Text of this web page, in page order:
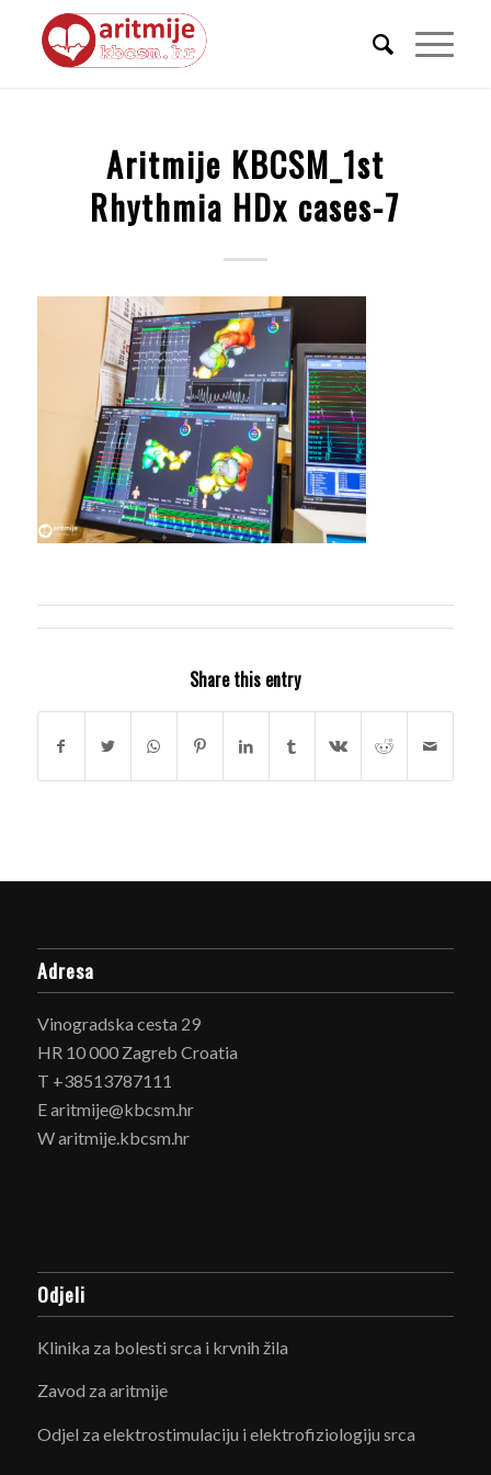
Aritmije KBCSM_1st
Rhythmia HDx cases-7
Share this entry
Adresa
Vinogradska cesta 29
HR 10 000 Zagreb Croatia
T +38513787111
E aritmije@kbcsm.hr
W aritmije.kbcsm.hr
Odjeli
Klinika za bolesti srca i krvnih žila
Zavod za aritmije
Odjel za elektrostimulaciju i elektrofiziologiju srca